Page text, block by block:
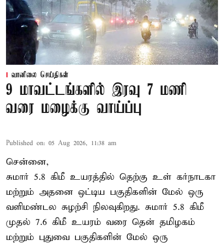
வானிலை செய்திகள்
9 மாவட்டங்களில் இரவு 7 மணி
வரை மழைக்கு வாய்ப்பு
Published on: 05 Aug 2026, 11:38 am
சென்னை,
சுமார் 5.8 கிமீ உயரத்தில் தெற்கு உள் கர்நாடகா
மற்றும் அதனை ஒட்டிய பகுதிகளின் மேல் ஒரு
வளிமண்டல சுழற்சி நிலவுகிறது. சுமார் 5.8 கிமீ
முதல் 7.6 கிமீ உயரம் வரை தென் தமிழகம்
மற்றும் புதுவை பகுதிகளின் மேல் ஒரு